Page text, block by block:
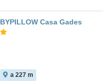
BYPILLOW Casa Gades
a 227 m